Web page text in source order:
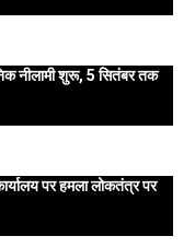
नीलामी शुरू, 5 सितंबर तक
पर हमला लोकतंत्र पर